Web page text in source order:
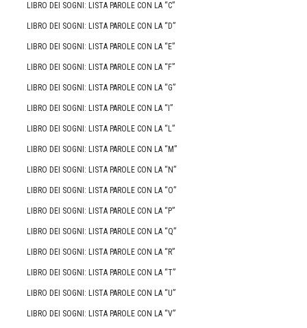
LIBRO DEI SOGNI: LISTA PAROLE CON LA “C”
LIBRO DEI SOGNI: LISTA PAROLE CON LA “D”
LIBRO DEI SOGNI: LISTA PAROLE CON LA “E”
LIBRO DEI SOGNI: LISTA PAROLE CON LA “F”
LIBRO DEI SOGNI: LISTA PAROLE CON LA “G”
LIBRO DEI SOGNI: LISTA PAROLE CON LA “I”
LIBRO DEI SOGNI: LISTA PAROLE CON LA “L”
LIBRO DEI SOGNI: LISTA PAROLE CON LA “M”
LIBRO DEI SOGNI: LISTA PAROLE CON LA “N”
LIBRO DEI SOGNI: LISTA PAROLE CON LA “O”
LIBRO DEI SOGNI: LISTA PAROLE CON LA “P”
LIBRO DEI SOGNI: LISTA PAROLE CON LA “Q”
LIBRO DEI SOGNI: LISTA PAROLE CON LA “R”
LIBRO DEI SOGNI: LISTA PAROLE CON LA “T”
LIBRO DEI SOGNI: LISTA PAROLE CON LA “U”
LIBRO DEI SOGNI: LISTA PAROLE CON LA “V”